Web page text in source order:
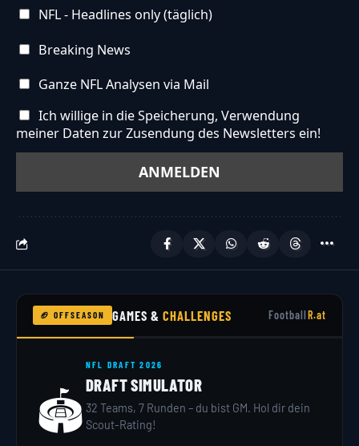
NFL - Headlines only (täglich)
Breaking News
Ganze NFL Analysen via Mail
Ich willige in die Speicherung, Verwendung
meiner Daten zur Zusendung des Newsletters ein!
🏈 OFFSEASON GAMES &CHALLENGES FootballR.at
🏟️
NFL DRAFT 2026
DRAFT SIMULATOR
32 Teams, 7 Runden – du bist GM. Hol dir dein
Scout-Rating!